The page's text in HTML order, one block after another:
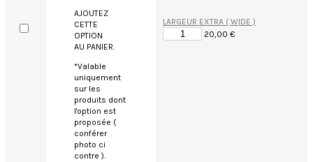
AJOUTEZ
CETTE
OPTION
AU PANIER.
*Valable
uniquement
sur les
produits dont
l'option est
proposée (
conférer
photo ci
contre ).
LARGEUR EXTRA ( WIDE )
20,00 €